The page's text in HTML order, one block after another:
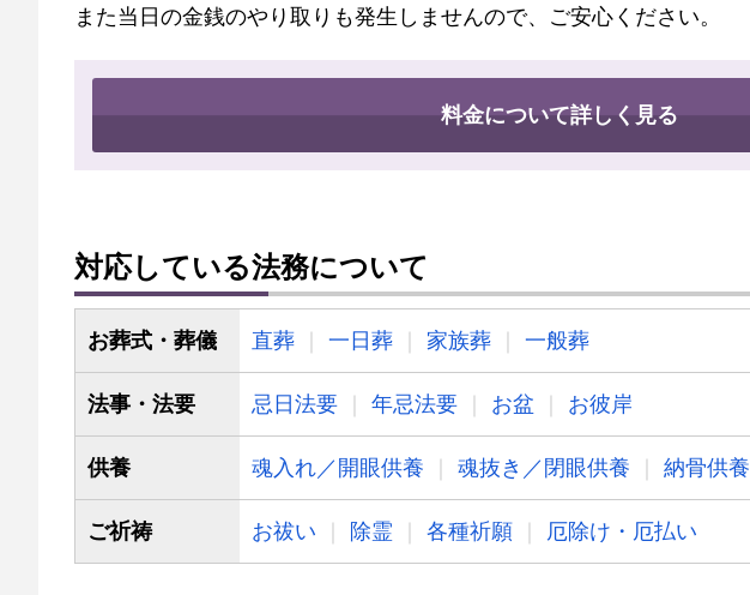
また当日の金銭のやり取りも発生しませんので、ご安心ください。
料金について詳しく見る
対応している法務について
お葬式・葬儀 直葬 一日葬 家族葬 一般葬
法事・法要 忌日法要 年忌法要 お盆 お彼岸
供養 魂入れ／開眼供養 魂抜き／閉眼供養 納骨供養
ご祈祷 お祓い 除霊 各種祈願 厄除け・厄払い